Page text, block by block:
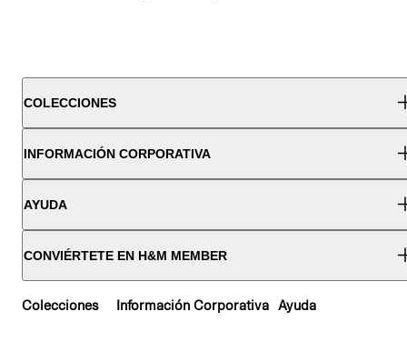
COLECCIONES
INFORMACIÓN CORPORATIVA
AYUDA
CONVIÉRTETE EN H&M MEMBER
Colecciones Información Corporativa Ayuda